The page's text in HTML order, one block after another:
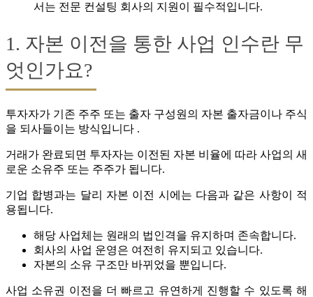
서는 전문 컨설팅 회사의 지원이 필수적입니다.
1. 자본 이전을 통한 사업 인수란 무
엇인가요?
투자자가 기존 주주 또는 출자 구성원의 자본 출자금이나 주식
을 되사들이는 방식입니다 .
거래가 완료되면 투자자는 이전된 자본 비율에 따라 사업의 새
로운 소유주 또는 주주가 됩니다.
기업 합병과는 달리 자본 이전 시에는 다음과 같은 사항이 적
용됩니다.
해당 사업체는 원래의 법인격을 유지하며 존속합니다.
회사의 사업 운영은 여전히 유지되고 있습니다.
자본의 소유 구조만 바뀌었을 뿐입니다.
사업 소유권 이전을 더 빠르고 유연하게 진행할 수 있도록 해